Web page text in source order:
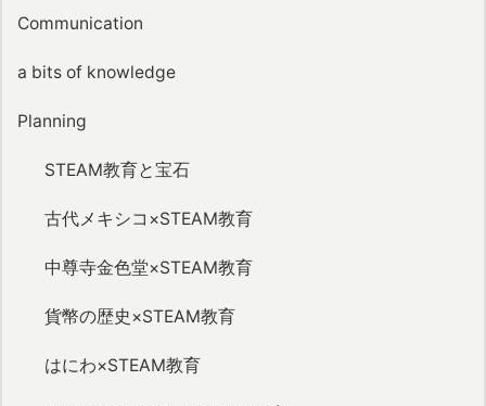
Communication
a bits of knowledge
Planning
STEAM教育と宝石
古代メキシコ×STEAM教育
中尊寺金色堂×STEAM教育
貨幣の歴史×STEAM教育
はにわ×STEAM教育